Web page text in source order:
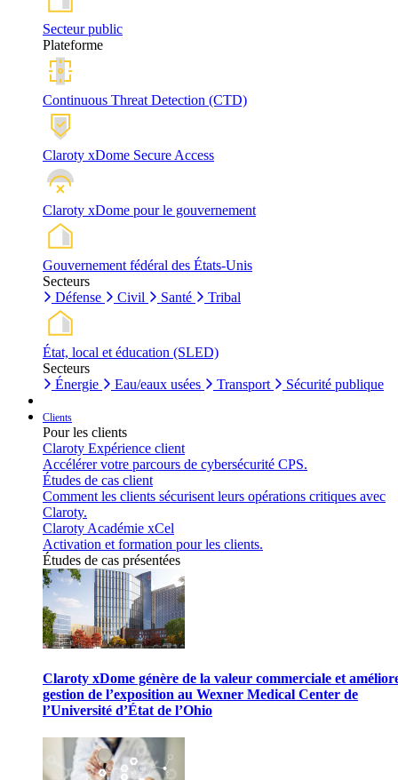
Secteur public
Plateforme
Continuous Threat Detection (CTD)
Claroty xDome Secure Access
Claroty xDome pour le gouvernement
Gouvernement fédéral des États-Unis
Secteurs
Défense
Civil Santé Tribal
État, local et éducation (SLED)
Secteurs
Énergie
Eau/eaux usées Transport Sécurité publique
Clients
Pour les clients
Claroty Expérience client
Accélérer votre parcours de cybersécurité CPS.
Études de cas client
Comment les clients sécurisent leurs opérations critiques avec
Claroty.
Claroty Académie xCel
Activation et formation pour les clients.
Études de cas présentées
Claroty xDome génère de la valeur commerciale et
gestion de l’exposition au Wexner Medical Center de
l’Université d’État de l’Ohio